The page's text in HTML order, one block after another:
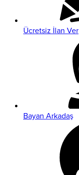
Ücretsiz İlan Ver
Bayan Arkadaş